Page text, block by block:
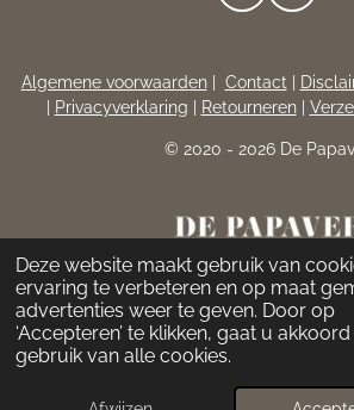
Deze website maakt gebruik van
ervaring te verbeteren en op maat
advertenties weer te geven. Door op
‘Accepteren’ te klikken, gaat u
gebruik van alle cookies.
A
B
O
K
N
A
G
A
Algemene voorwaarden| Contact|
Privacyverklaring Retourneren|
© 2020 - 2026 De